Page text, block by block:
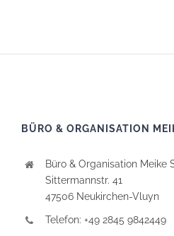
BÜRO & ORGANISATION
Büro & Organisation Meike
Sittermannstr. 41
47506 Neukirchen-Vluyn
Telefon: +49 2845 9842449